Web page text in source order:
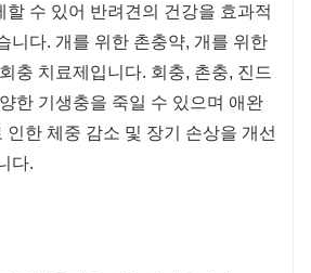
할 수 있어 반려견의 건강을 효과적
니다. 개를 위한 촌충약, 개를 위한
충 치료제입니다. 회충, 촌충, 진드
한 기생충을 죽일 수 있으며 애완
인한 체중 감소 및 장기 손상을 개선
다.